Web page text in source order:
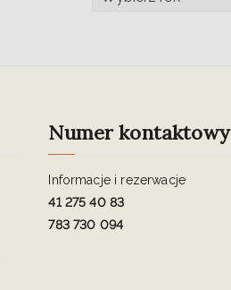
Numer kontaktowy
Informacje i rezerwacje
41 275 40 83
783 730 094